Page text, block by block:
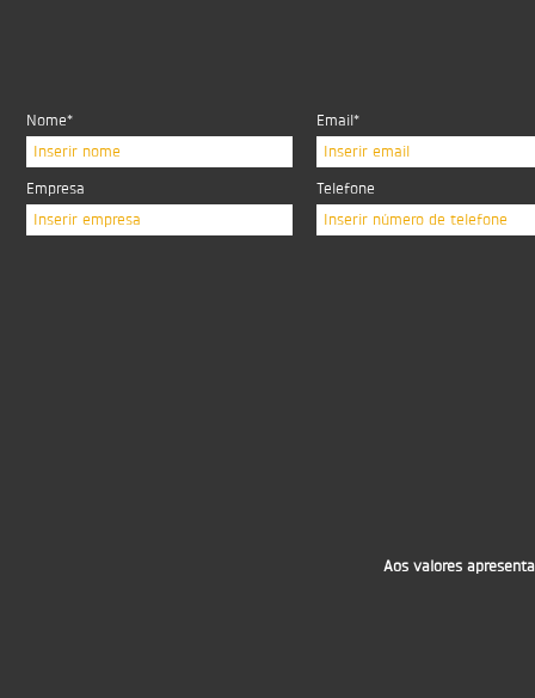
Aos valores
Nome*
Inserir nome
Email*
Inserir email
Empresa
Inserir empresa
Telefone
Inserir número de telefone